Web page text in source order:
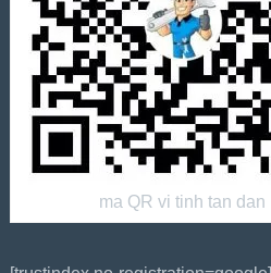
ma QR vi tinh tan dan